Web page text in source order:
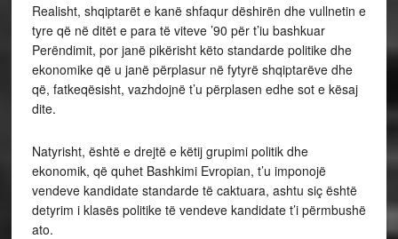
Realisht, shqiptarët e kanë shfaqur dëshirën dhe vullnetin e
tyre që në ditët e para të viteve ’90 për t’iu bashkuar
Perëndimit, por janë pikërisht këto standarde politike dhe
ekonomike që u janë përplasur në fytyrë shqiptarëve dhe
që, fatkeqësisht, vazhdojnë t’u përplasen edhe sot e kësaj
dite.
Natyrisht, është e drejtë e këtij grupimi politik dhe
ekonomik, që quhet Bashkimi Evropian, t’u imponojë
vendeve kandidate standarde të caktuara, ashtu siç është
detyrim i klasës politike të vendeve kandidate t’i përmbushë
ato.